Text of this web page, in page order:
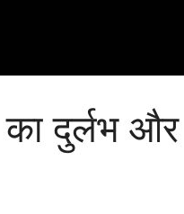
का दुर्लभ और